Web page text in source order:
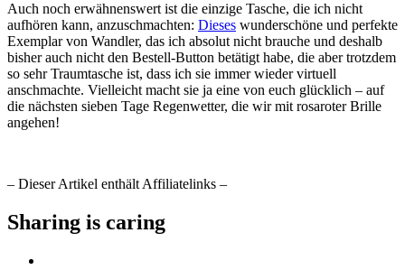
Auch noch erwähnenswert ist die einzige Tasche, die ich nicht
aufhören kann, anzuschmachten: Dieses wunderschöne und perfekte
Exemplar von Wandler, das ich absolut nicht brauche und deshalb
bisher auch nicht den Bestell-Button betätigt habe, die aber trotzdem
so sehr Traumtasche ist, dass ich sie immer wieder virtuell
anschmachte. Vielleicht macht sie ja eine von euch glücklich – auf
die nächsten sieben Tage Regenwetter, die wir mit rosaroter Brille
angehen!
– Dieser Artikel enthält Affiliatelinks –
Sharing is caring